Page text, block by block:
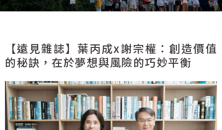
【遠見雜誌】葉丙成x謝宗權：創造價值
的秘訣，在於夢想與風險的巧妙平衡